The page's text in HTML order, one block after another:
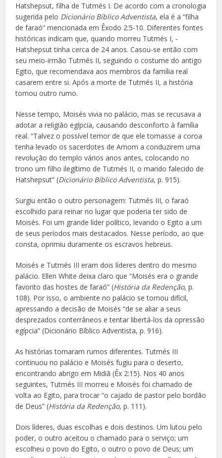
Hatshepsut, filha de Tutmés I. De acordo com a cronologia
sugerida pelo Dicionário Bíblico Adventista, ela é a “filha
de faraó” mencionada em Êxodo 2:5-10. Diferentes fontes
históricas indicam que, quando morreu Tutmés I, ­
Hatshepsut tinha cerca de 24 anos. Casou-se então com
seu meio-irmão Tutmés II, seguindo o costume do antigo
Egito, que recomendava aos membros da família real
casarem entre si. Após a morte de Tutmés II, a história
tomou outro rumo.
Nesse tempo, Moisés vivia no palácio, mas se recusava a
adotar a religião egípcia, causando desconforto à família
real. “Talvez o possível temor de que ele tomasse a coroa
tenha levado os sacerdotes de Amom a conduzirem uma
revolução do templo vários anos antes, colocando no
trono um filho ilegítimo de Tutmés II, o marido falecido de
Hatshepsut” (Dicionário Bíblico Adventista, p. 915).
Surgiu então o outro personagem: Tutmés III, o faraó
escolhido para reinar no lugar que poderia ter sido de
Moisés. Foi um grande líder político, levando o Egito a um
de seus períodos mais destacados. Nesse período, ao que
consta, oprimiu duramente os escravos hebreus.
Moisés e Tutmés III eram dois líderes dentro do mesmo
palácio. Ellen White deixa claro que “Moisés era o grande
favorito das hostes de faraó” (História da Redenção, p.
108). Por isso, o ambiente no palácio se tornou difícil,
apressando a decisão de Moisés “de se aliar a seus
desprezados conterrâneos e tentar libertá-los da opressão
egípcia” (Dicionário Bíblico Adventista, p. 916).
As histórias tomaram rumos diferentes. Tutmés III
continuou no palácio e Moisés fugiu para o deserto,
encontrando abrigo em Midiã (Êx 2:15). Nos 40 anos
seguintes, Tutmés III morreu e Moisés foi chamado de
volta ao Egito, para trocar “o cajado de pastor pelo bordão
de Deus” (História da Redenção, p. 111).
Dois líderes, duas escolhas e dois destinos. Um lutou pelo
poder, o outro aceitou o chamado para o serviço; um
escolheu o povo do Egito, o outro o povo de Deus; um